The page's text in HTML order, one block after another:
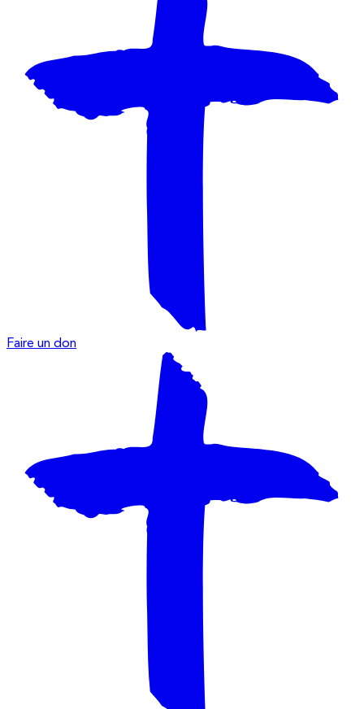
Faire un don